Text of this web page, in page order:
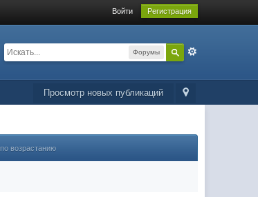
Войти Регистрация
Форумы
Просмотр новых публикаций
по возрастанию